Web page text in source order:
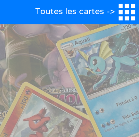
Toutes les cartes ->